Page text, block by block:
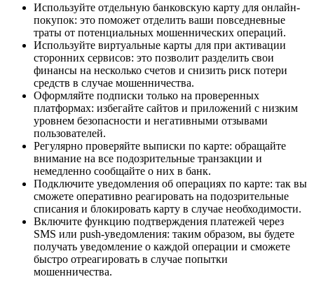
Используйте отдельную банковскую карту для онлайн-
покупок: это поможет отделить ваши повседневные
траты от потенциальных мошеннических операций.
Используйте виртуальные карты для при активации
сторонних сервисов: это позволит разделить свои
финансы на несколько счетов и снизить риск потери
средств в случае мошенничества.
Оформляйте подписки только на проверенных
платформах: избегайте сайтов и приложений с низким
уровнем безопасности и негативными отзывами
пользователей.
Регулярно проверяйте выписки по карте: обращайте
внимание на все подозрительные транзакции и
немедленно сообщайте о них в банк.
Подключите уведомления об операциях по карте: так вы
сможете оперативно реагировать на подозрительные
списания и блокировать карту в случае необходимости.
Включите функцию подтверждения платежей через
SMS или push-уведомления: таким образом, вы будете
получать уведомление о каждой операции и сможете
быстро отреагировать в случае попытки
мошенничества.